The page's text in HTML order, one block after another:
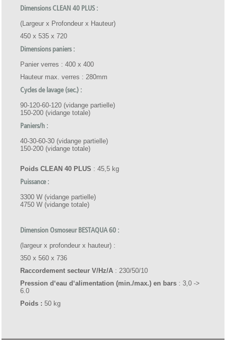
Dimensions CLEAN 40 PLUS :
(Largeur x Profondeur x Hauteur)
450 x 535 x 720
Dimensions paniers :
Panier verres : 400 x 400
Hauteur max. verres : 280mm
Cycles de lavage (sec.) :
90-120-60-120 (vidange partielle)
150-200 (vidange totale)
Paniers/h :
40-30-60-30 (vidange partielle)
150-200 (vidange totale)
Poids CLEAN 40 PLUS : 45,5 kg
Puissance :
3300 W (vidange partielle)
4750 W (vidange totale)
Dimension Osmoseur BESTAQUA 60 :
(largeur x profondeur x hauteur) :
350 x 560 x 736
Raccordement secteur V/Hz/A : 230/50/10
Pression d‘eau d‘alimentation (min./max.) en bars : 3,0 ->
6.0
Poids : 50 kg